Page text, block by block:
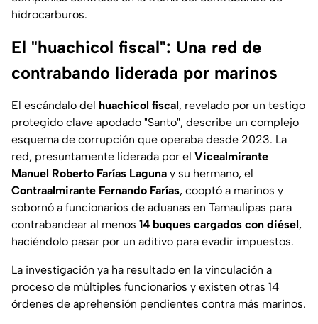
hidrocarburos.
El "huachicol fiscal": Una red de
contrabando liderada por marinos
El escándalo del huachicol fiscal, revelado por un testigo
protegido clave apodado "Santo", describe un complejo
esquema de corrupción que operaba desde 2023. La
red, presuntamente liderada por el Vicealmirante
Manuel Roberto Farías Laguna y su hermano, el
Contraalmirante Fernando Farías, cooptó a marinos y
sobornó a funcionarios de aduanas en Tamaulipas para
contrabandear al menos 14 buques cargados con diésel,
haciéndolo pasar por un aditivo para evadir impuestos.
La investigación ya ha resultado en la vinculación a
proceso de múltiples funcionarios y existen otras 14
órdenes de aprehensión pendientes contra más marinos.